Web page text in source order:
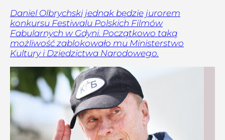
Daniel Olbrychski jednak będzie jurorem
konkursu Festiwalu Polskich Filmów
Fabularnych w Gdyni. Początkowo taką
możliwość zablokowało mu Ministerstwo
Kultury i Dziedzictwa Narodowego.